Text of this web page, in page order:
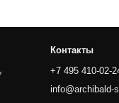
для питомцев и их